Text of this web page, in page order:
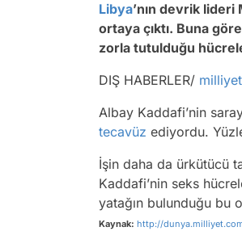
Libya’nın devrik lideri
ortaya çıktı. Buna
zorla tutulduğu
DIŞ HABERLER/ milliyet
Albay Kaddafi’nin
tecavüz ediyordu.
İşin daha da ürkütücü
Kaddafi’nin seks
yatağın bulunduğu bu
Kaynak: http://